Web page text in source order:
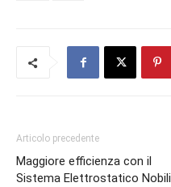
Articolo precedente
Maggiore efficienza con il
Sistema Elettrostatico Nobili